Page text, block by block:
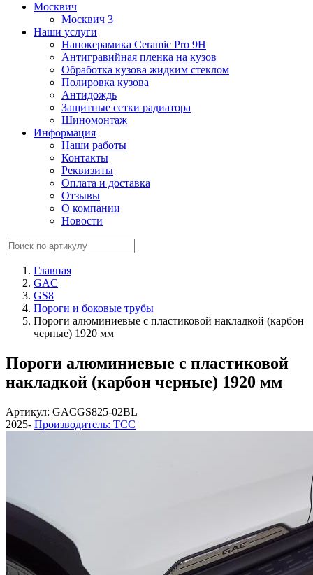
Москвич
Москвич 3
Наши услуги
Нанокерамика Ceramic Pro 9H
Антигравийная пленка на кузов
Обработка кузова жидким стеклом
Полировка кузова
Антидождь
Защитные сетки радиатора
Шиномонтаж
Информация
Наши работы
Контакты
Реквизиты
Оплата и доставка
Отзывы
О компании
Новости
Главная
GAC
GS8
Пороги и боковые трубы
Пороги алюминиевые с пластиковой накладкой (карбон
черные) 1920 мм
Пороги алюминиевые с пластиковой
накладкой (карбон черные) 1920 мм
Артикул: GACGS825-02BL
2025- Производитель: ТСС